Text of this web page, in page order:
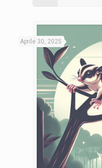
Aprile 30, 2025